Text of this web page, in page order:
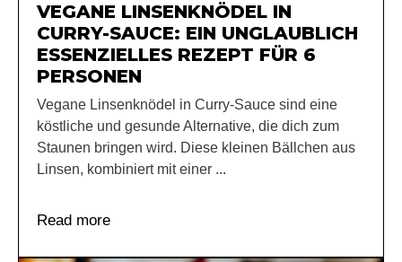
VEGANE LINSENKNÖDEL IN
CURRY-SAUCE: EIN UNGLAUBLICH
ESSENZIELLES REZEPT FÜR 6
PERSONEN
Vegane Linsenknödel in Curry-Sauce sind eine
köstliche und gesunde Alternative, die dich zum
Staunen bringen wird. Diese kleinen Bällchen aus
Linsen, kombiniert mit einer ...
Read more